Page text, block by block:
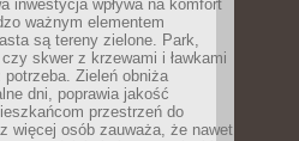
inwestycja wpływa na komfort
ważnym elementem
są tereny zielone. Park,
skwer z krzewami i ławkami
Zieleń obniża
dni, poprawia jakość
przestrzeń do
więcej osób zauważa, że nawet